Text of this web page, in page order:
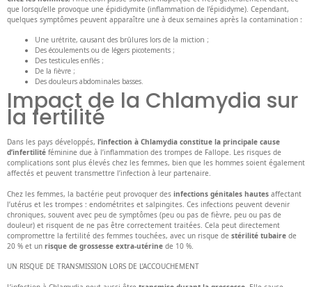
que lorsqu’elle provoque une épididymite (inflammation de l’épididyme). Cependant,
quelques symptômes peuvent apparaître une à deux semaines après la contamination :
Une urétrite, causant des brûlures lors de la miction ;
Des écoulements ou de légers picotements ;
Des testicules enflés ;
De la fièvre ;
Des douleurs abdominales basses.
Impact de la Chlamydia sur
la fertilité
Dans les pays développés, l’infection à Chlamydia constitue la principale cause
d’infertilité féminine due à l’inflammation des trompes de Fallope. Les risques de
complications sont plus élevés chez les femmes, bien que les hommes soient également
affectés et peuvent transmettre l’infection à leur partenaire.
Chez les femmes, la bactérie peut provoquer des infections génitales hautes affectant
l’utérus et les trompes : endométrites et salpingites. Ces infections peuvent devenir
chroniques, souvent avec peu de symptômes (peu ou pas de fièvre, peu ou pas de
douleur) et risquent de ne pas être correctement traitées. Cela peut directement
compromettre la fertilité des femmes touchées, avec un risque de stérilité tubaire de
20 % et un risque de grossesse extra-utérine de 10 %.
UN RISQUE DE TRANSMISSION LORS DE L’ACCOUCHEMENT